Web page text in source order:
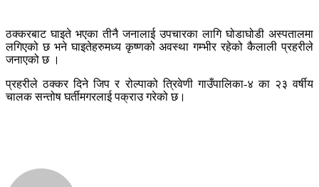
ठक्करबाट घाइते भएका तीनै जनालाई उपचारका लागि घोडाघोडी अस्पतालमा
लगिएको छ भने घाइतेहरुमध्य कृष्णको अवस्था गम्भीर रहेको कैलाली प्रहरीले
जनाएको छ ।
प्रहरीले ठक्कर दिने जिप र रोल्पाको त्रिवेणी गाउँपालिका-४ का २३ वर्षीय
चालक सन्तोष घर्तीमगरलाई पक्राउ गरेको छ।